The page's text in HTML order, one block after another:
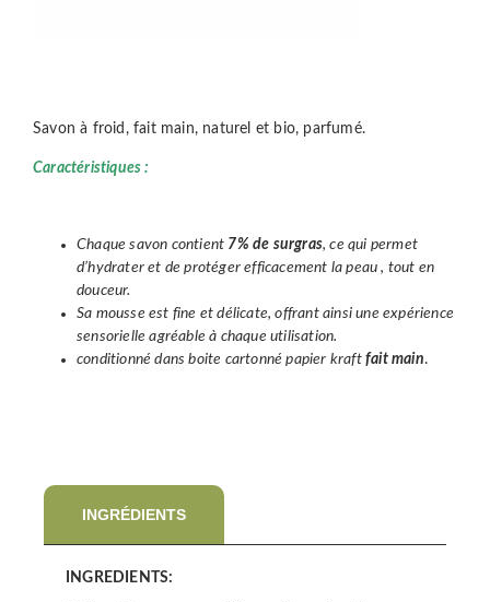
Savon à froid, fait main, naturel et bio, parfumé.
Caractéristiques :
Chaque savon contient 7% de surgras, ce qui permet
d’hydrater et de protéger efficacement la peau , tout en
douceur.
Sa mousse est fine et délicate, offrant ainsi une expérience
sensorielle agréable à chaque utilisation.
conditionné dans boite cartonné papier kraft fait main.
INGRÉDIENTS
INGREDIENTS: